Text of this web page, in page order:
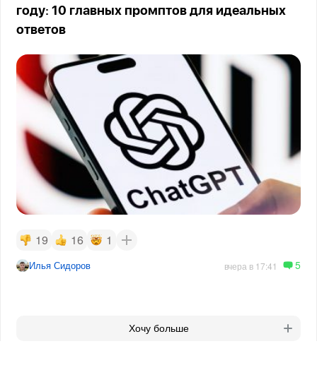
году: 10 главных промптов для идеальных
ответов
19 16 1
Илья Сидоров вчера в 17:41 5
Хочу больше